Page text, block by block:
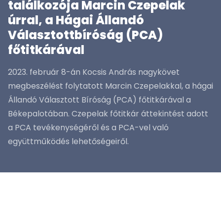
találkozója Marcin Czepelak
úrral, a Hágai Állandó
Választottbíróság (PCA)
főtitkárával
2023. február 8-án Kocsis András nagykövet
megbeszélést folytatott Marcin Czepelakkal, a hágai
Állandó Választott Bíróság (PCA) főtitkárával a
Békepalotában. Czepelak főtitkár áttekintést adott
a PCA tevékenységéről és a PCA-vel való
együttműködés lehetőségeiről.